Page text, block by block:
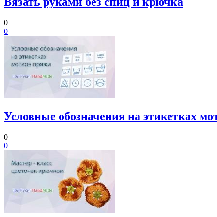
0
0
Условные обозначения на этикетках
0
0